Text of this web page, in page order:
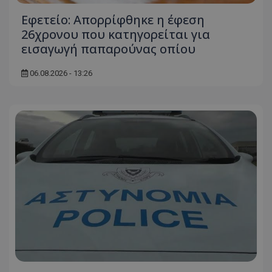
Εφετείο: Απορρίφθηκε η έφεση
26χρονου που κατηγορείται για
εισαγωγή παπαρούνας οπίου
06.08.2026 - 13:26
ASP.NET_SessionId
Microsoft Corporation
.youtube.com